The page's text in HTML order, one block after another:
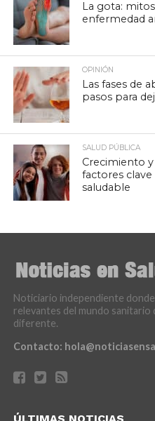
La gota:
enfermedad
OPINIÓN
Las fases de
pasos para
SALUD PÚBLICA
Crecimiento
factores clave
saludable
Noticiario independiente
relevantes del mundo sanitario
diferente.
Contacto: